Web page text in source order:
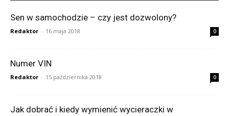
Sen w samochodzie – czy jest dozwolony?
Redaktor - 16 maja 2018 0
Numer VIN
Redaktor - 15 października 2018 0
Jak dobrać i kiedy wymienić wycieraczki w